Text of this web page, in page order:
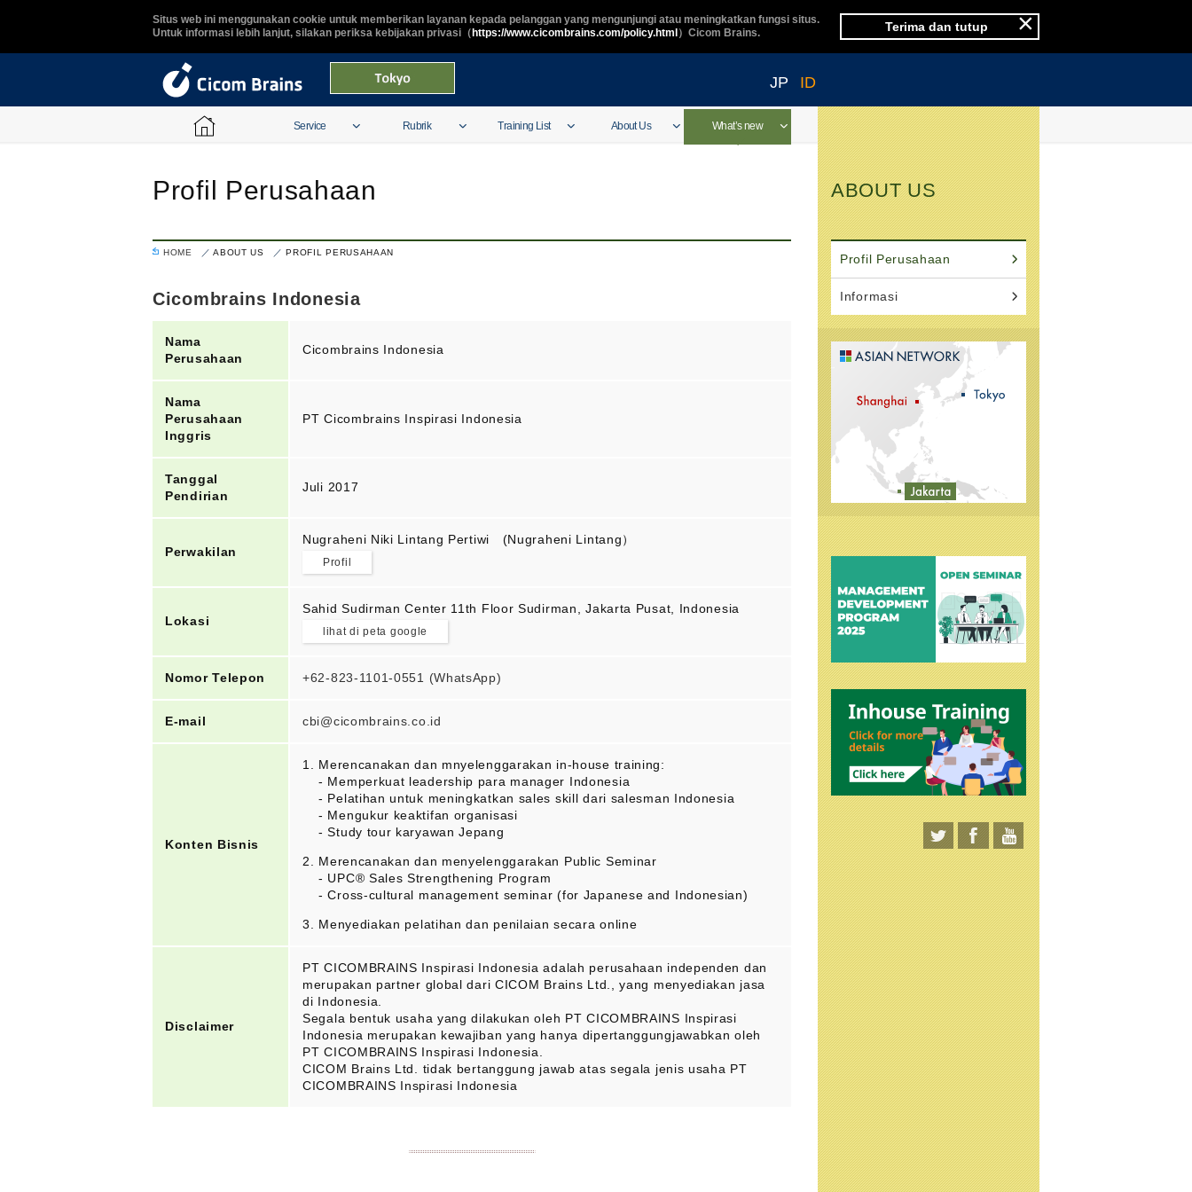
Situs web ini menggunakan cookie untuk memberikan layanan kepada pelanggan yang mengunjungi atau meningkatkan fungsi situs.
Untuk informasi lebih lanjut, silakan periksa kebijakan privasi（ https://www.cicombrains.com/policy.html ）Cicom Brains. Terima dan tutup ×
JP ID
Service Rubrik Training List About Us What’s new
Profil Perusahaan
HOME ABOUT US PROFIL PERUSAHAAN
Cicombrains Indonesia
Nama
Perusahaan
Cicombrains Indonesia
Nama
Perusahaan
Inggris
PT Cicombrains Inspirasi Indonesia
Tanggal
Pendirian
Juli 2017
Perwakilan
Nugraheni Niki Lintang Pertiwi (Nugraheni Lintang）
Profil
Lokasi
Sahid Sudirman Center 11th Floor Sudirman, Jakarta Pusat, Indonesia
lihat di peta google
Nomor Telepon +62-823-1101-0551 (WhatsApp)
E-mail cbi@cicombrains.co.id
Konten Bisnis
1. Merencanakan dan mnyelenggarakan in-house training:
- Memperkuat leadership para manager Indonesia
- Pelatihan untuk meningkatkan sales skill dari salesman Indonesia
- Mengukur keaktifan organisasi
- Study tour karyawan Jepang
2. Merencanakan dan menyelenggarakan Public Seminar
- UPC® Sales Strengthening Program
- Cross-cultural management seminar (for Japanese and Indonesian)
3. Menyediakan pelatihan dan penilaian secara online
Disclaimer
PT CICOMBRAINS Inspirasi Indonesia adalah perusahaan independen dan
merupakan partner global dari CICOM Brains Ltd., yang menyediakan jasa
di Indonesia.
Segala bentuk usaha yang dilakukan oleh PT CICOMBRAINS Inspirasi
Indonesia merupakan kewajiban yang hanya dipertanggungjawabkan oleh
PT CICOMBRAINS Inspirasi Indonesia.
CICOM Brains Ltd. tidak bertanggung jawab atas segala jenis usaha PT
CICOMBRAINS Inspirasi Indonesia
ABOUT US
Profil Perusahaan
Informasi